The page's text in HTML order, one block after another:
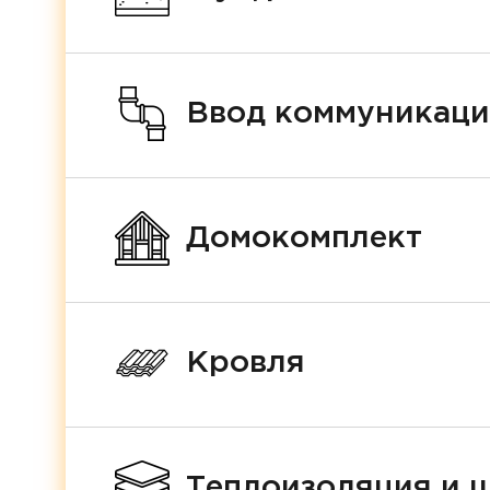
Ввод
Домокомплект
Кровля